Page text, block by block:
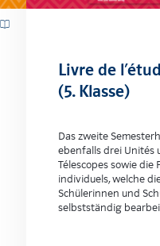
Livre de
(5. Klasse)
Das zweite
ebenfalls drei Unités
Télescopes sowie die
individuels, welche
Schülerinnen und
selbstständig